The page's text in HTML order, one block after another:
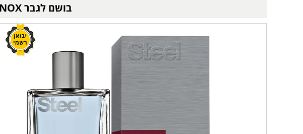
בושם לגבר EDT STEEL V0000896 VICTORINOX